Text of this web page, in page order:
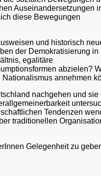
Auseinandersetzungen
diese Bewegungen
und historisch
der Demokratisierung in
egalitäre
abzielen?
annehmen
nachgehen und sie
Tendenzen
traditionellen
Gelegenheit zu